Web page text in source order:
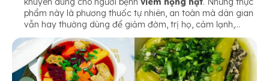
phẩm này là phương thuốc tự nhiên, an toàn mà dân gian
vẫn hay thường dùng để giảm đờm, trị họ, cảm lạnh,…